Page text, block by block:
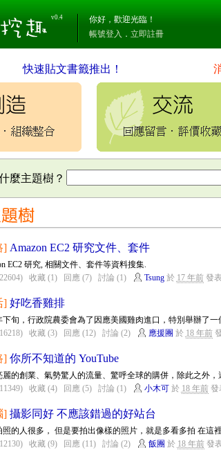
v0.4
你好，歡迎光臨！
帳號登入 ． 立即註冊
快速貼文書籤推出！
麼主題樹？
] Amazon EC2 研究文件、套件
EC2 研究, 相關文件、套件等資料搜集.
收藏 (1) 回應 (7) 討論 (1) Tsung於 17 年前發表
] 好吃香雞排
下旬，行政院農委會為了因應美國雞肉進口，特別舉辦了
收藏 (3) 回應 (12) 討論 (2) 應援團 於 18 年前
] 你所不知道的 YouTube
麗的創業、氣勢驚人的流量、驚呼全球的購併，除此之外，
收藏 (4) 回應 (5) 討論 (1) 小木可於 18 年前發
] 攝影同好 不應該錯過的好站台
照的人很多， 但是要拍出像樣的照片，就是多看多拍 在這
收藏 (9) 回應 (11) 討論 (2) 飯團 於 18 年前發